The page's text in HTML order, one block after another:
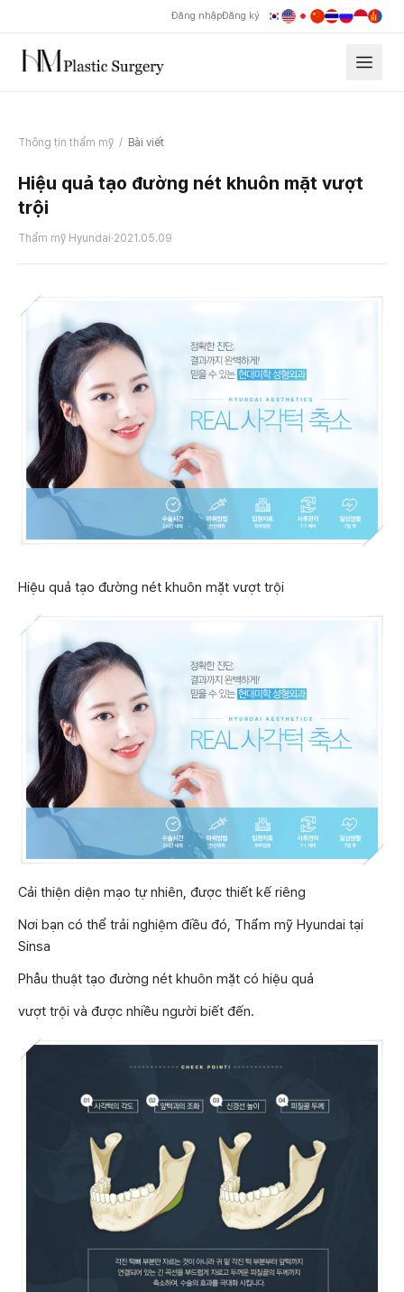
Đăng nhậpĐăng ký
Thông tin thẩm mỹ / Bài viết
Hiệu quả tạo đường nét khuôn mặt vượt
trội
Thẩm mỹ Hyundai·2021.05.09
Hiệu quả tạo đường nét khuôn mặt vượt trội
Cải thiện diện mạo tự nhiên, được thiết kế riêng
Nơi bạn có thể trải nghiệm điều đó, Thẩm mỹ Hyundai tại
Sinsa
Phẫu thuật tạo đường nét khuôn mặt có hiệu quả
vượt trội và được nhiều người biết đến.